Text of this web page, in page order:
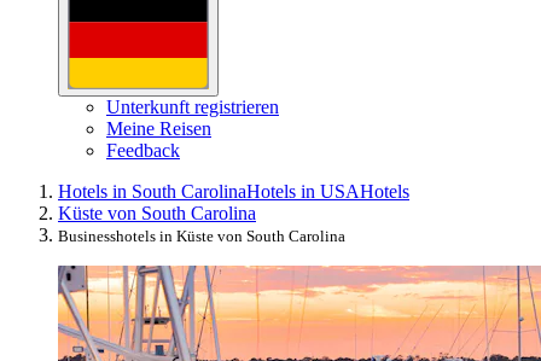
Unterkunft registrieren
Meine Reisen
Feedback
Hotels in South CarolinaHotels in USAHotels
Küste von South Carolina
Businesshotels in Küste von South Carolina